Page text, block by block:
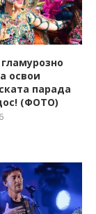
освои
парада
(ФОТО)